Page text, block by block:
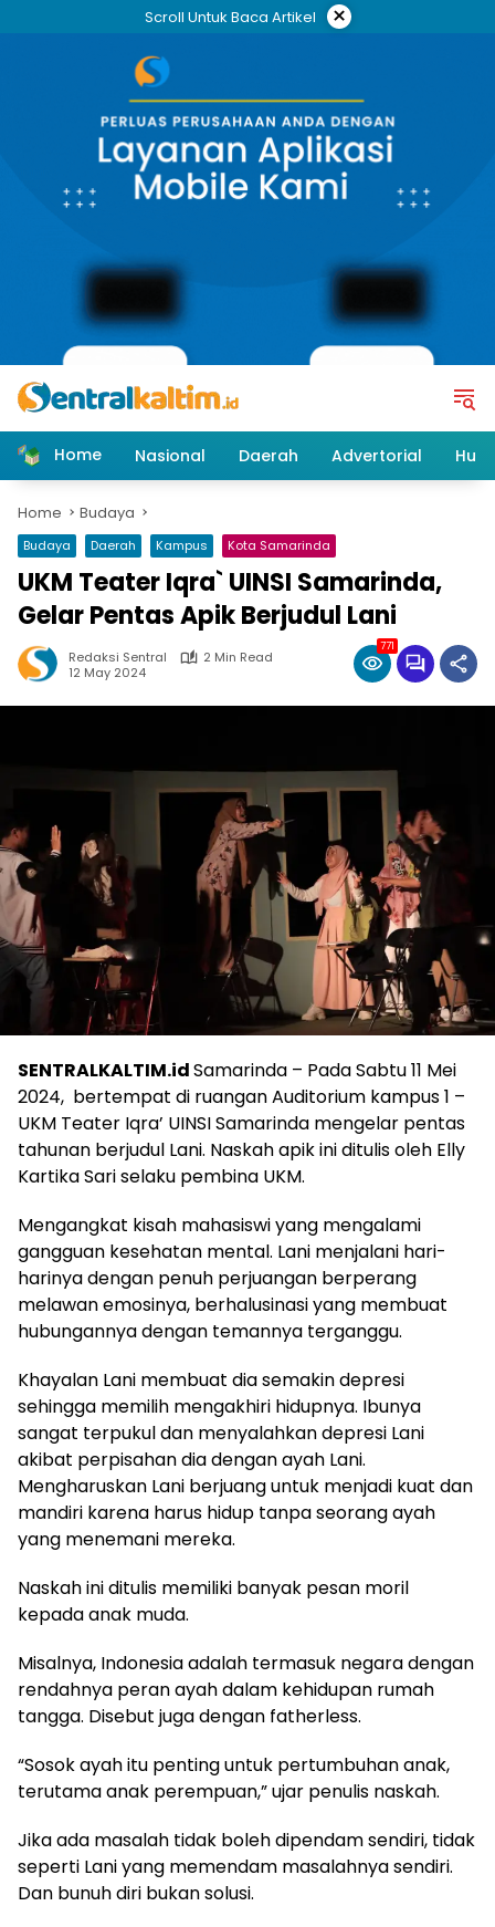
Scroll Untuk Baca Artikel ×
Home Nasional Daerah Advertorial
Home Budaya
Budaya Daerah Kampus Kota Samarinda
UKM Teater Iqra` UINSI Samarinda,
Gelar Pentas Apik Berjudul Lani
Redaksi Sentral
2 Min Read
12 May 2024
771
SENTRALKALTIM.idSamarinda – Pada Sabtu 11 Mei
2024, bertempat di ruangan Auditorium kampus 1 –
UKM Teater Iqra’ UINSI Samarinda mengelar pentas
tahunan berjudul Lani. Naskah apik ini ditulis oleh Elly
Kartika Sari selaku pembina UKM.
Mengangkat kisah mahasiswi yang mengalami
gangguan kesehatan mental. Lani menjalani hari-
harinya dengan penuh perjuangan berperang
melawan emosinya, berhalusinasi yang membuat
hubungannya dengan temannya terganggu.
Khayalan Lani membuat dia semakin depresi
sehingga memilih mengakhiri hidupnya. Ibunya
sangat terpukul dan menyalahkan depresi Lani
akibat perpisahan dia dengan ayah Lani.
Mengharuskan Lani berjuang untuk menjadi kuat dan
mandiri karena harus hidup tanpa seorang ayah
yang menemani mereka.
Naskah ini ditulis memiliki banyak pesan moril
kepada anak muda.
Misalnya, Indonesia adalah termasuk negara dengan
rendahnya peran ayah dalam kehidupan rumah
tangga. Disebut juga dengan fatherless.
“Sosok ayah itu penting untuk pertumbuhan anak,
terutama anak perempuan,” ujar penulis naskah.
Jika ada masalah tidak boleh dipendam sendiri, tidak
seperti Lani yang memendam masalahnya sendiri.
Dan bunuh diri bukan solusi.